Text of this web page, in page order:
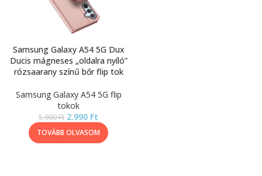
Samsung Galaxy A54 5G Dux
Ducis mágneses „oldalra nyíló”
rózsaarany színű bőr flip tok
Samsung Galaxy A54 5G flip
tokok
5.990Ft 2.990 Ft
TOVÁBB OLVASOM